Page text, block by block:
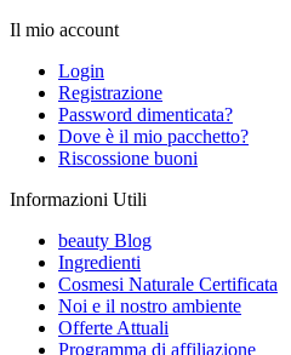
Il mio account
Login
Registrazione
Password dimenticata?
Dove è il mio pacchetto?
Riscossione buoni
Informazioni Utili
beauty Blog
Ingredienti
Cosmesi Naturale Certificata
Noi e il nostro ambiente
Offerte Attuali
Programma di affiliazione